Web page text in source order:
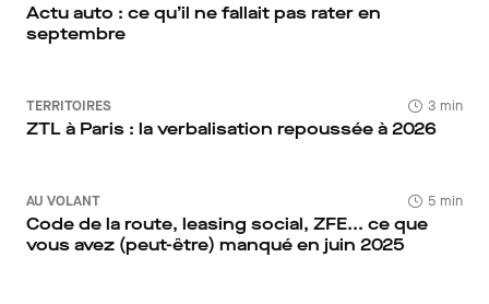
Actu auto : ce qu’il ne fallait pas rater en
septembre
TERRITOIRES 3 min
ZTL à Paris : la verbalisation repoussée à 2026
AU VOLANT 5 min
Code de la route, leasing social, ZFE... ce que
vous avez (peut-être) manqué en juin 2025